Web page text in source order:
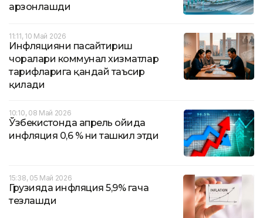
арзонлашди
11:11, 10 Май 2026
Инфляцияни пасайтириш
чоралари коммунал хизматлар
тарифларига қандай таъсир
қилади
10:10, 08 Май 2026
Ўзбекистонда апрель ойида
инфляция 0,6 % ни ташкил этди
15:38, 05 Май 2026
Грузияда инфляция 5,9% гача
тезлашди